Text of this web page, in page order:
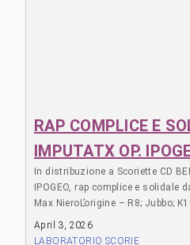
RAP COMPLICE E
IMPUTATX OP.
In distribuzione a Scoriette CD
IPOGEO, rap complice e solidale
Max NieroL’origine – R8; Jubbo;
April 3, 2026
LABORATORIO SCORIE